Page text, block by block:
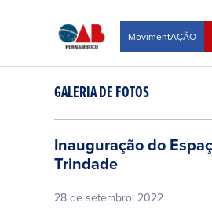
MovimentAÇÃO
GALERIA DE FOTOS
Inauguração do
Trindade
28 de setembro, 2022